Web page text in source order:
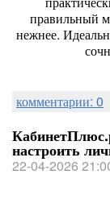
правильный
нежнее.
комментарии: 0
настроить
22-04-2026